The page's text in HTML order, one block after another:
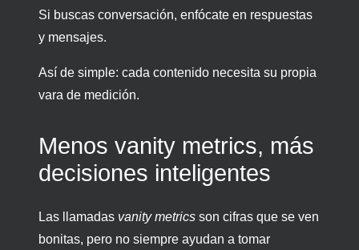
Si buscas conversación, enfócate en respuestas
y mensajes.
Así de simple: cada contenido necesita su propia
vara de medición.
Menos vanity metrics, más
decisiones inteligentes
Las llamadas vanity metrics son cifras que se ven
bonitas, pero no siempre ayudan a tomar